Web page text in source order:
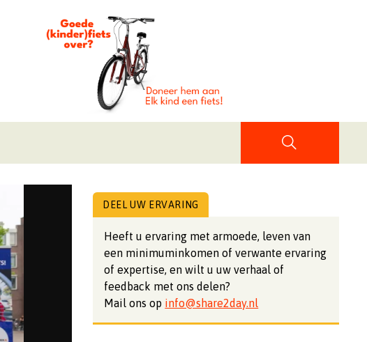
DEEL UW ERVARING
Heeft u ervaring met armoede, leven van
een minimuminkomen of verwante ervaring
of expertise, en wilt u uw verhaal of
feedback met ons delen?
Mail ons op info@share2day.nl